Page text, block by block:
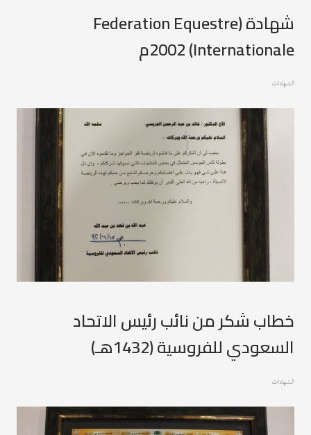
شهادة (Federation Equestre
Internationale) 2002م
الشهادات
خطاب شكر من نائب رئيس الاتحاد
السعودي للفروسية (1432هـ)
الشهادات